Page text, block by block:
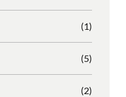
(1)
(5)
(2)